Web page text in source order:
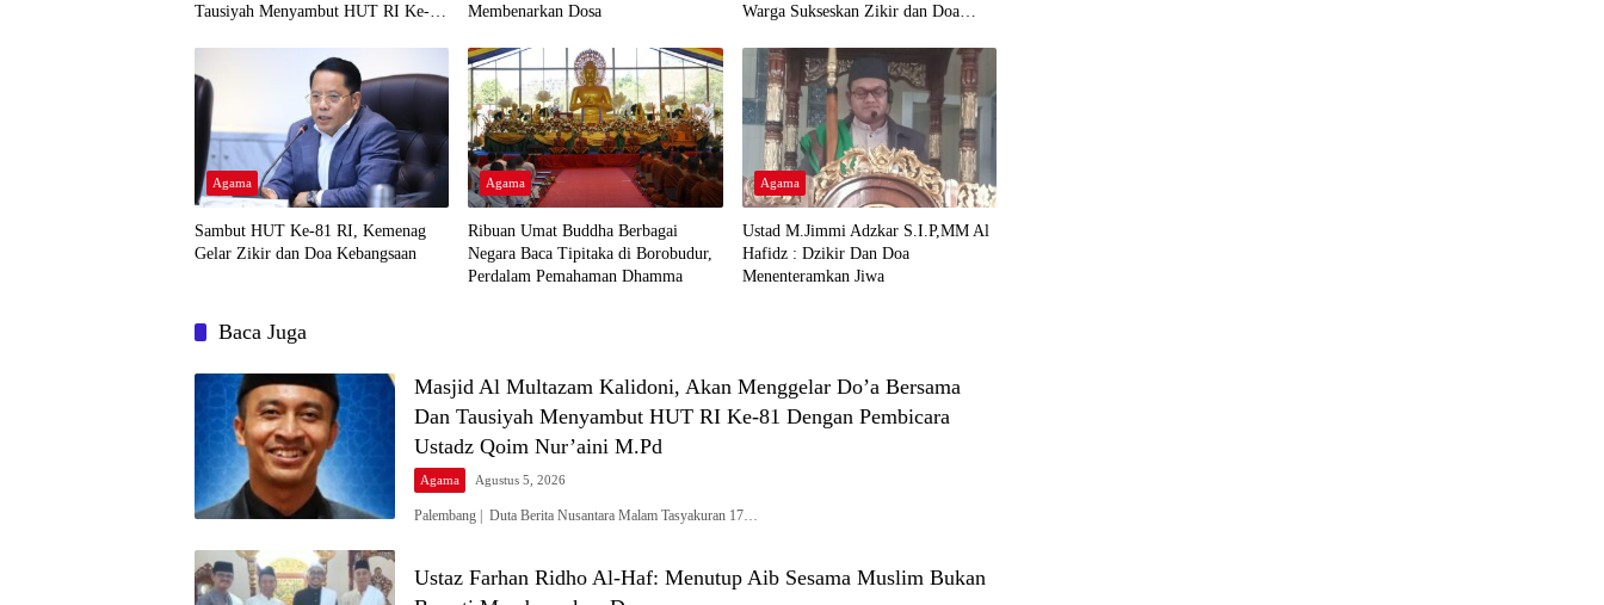
Tausiyah Menyambut HUT RI Ke-81
Membenarkan Dosa
Warga Sukseskan Zikir dan Doa
Agama
Sambut HUT Ke-81 RI, Kemenag
Gelar Zikir dan Doa Kebangsaan
Agama
Ribuan Umat Buddha Berbagai
Negara Baca Tipitaka di Borobudur,
Perdalam Pemahaman Dhamma
Agama
Ustad M.Jimmi Adzkar S.I.P,MM Al
Hafidz : Dzikir Dan Doa
Menenteramkan Jiwa
Baca Juga
Masjid Al Multazam Kalidoni, Akan Menggelar Do’a Bersama
Dan Tausiyah Menyambut HUT RI Ke-81 Dengan Pembicara
Ustadz Qoim Nur’aini M.Pd
Agama Agustus 5, 2026
Palembang | Duta Berita Nusantara Malam Tasyakuran 17…
Ustaz Farhan Ridho Al-Haf: Menutup Aib Sesama Muslim Bukan